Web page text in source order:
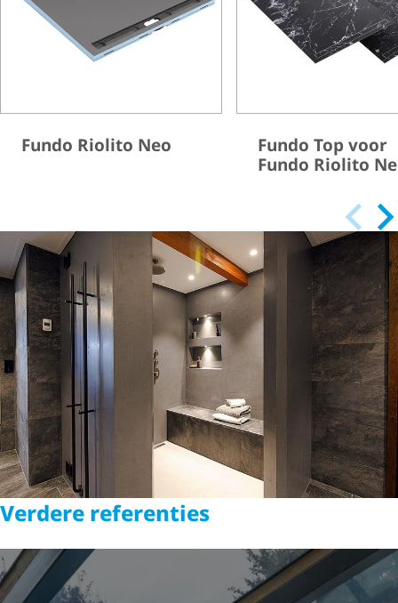
Fundo Riolito Neo
Fundo Top voor
Fundo Riolito
Verdere referenties